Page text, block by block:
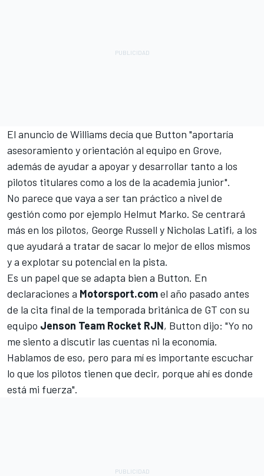
El anuncio de Williams decía que Button "aportaría
asesoramiento y orientación al equipo en Grove,
además de ayudar a apoyar y desarrollar tanto a los
pilotos titulares como a los de la academia junior".
No parece que vaya a ser tan práctico a nivel de
gestión como por ejemplo Helmut Marko. Se centrará
más en los pilotos, George Russell y Nicholas Latifi, a los
que ayudará a tratar de sacar lo mejor de ellos mismos
y a explotar su potencial en la pista.
Es un papel que se adapta bien a Button. En
declaraciones a Motorsport.comel año pasado antes
de la cita final de la temporada británica de GT con su
equipo Jenson Team Rocket RJN, Button dijo: "Yo no
me siento a discutir las cuentas ni la economía.
Hablamos de eso, pero para mí es importante escuchar
lo que los pilotos tienen que decir, porque ahí es donde
está mi fuerza".